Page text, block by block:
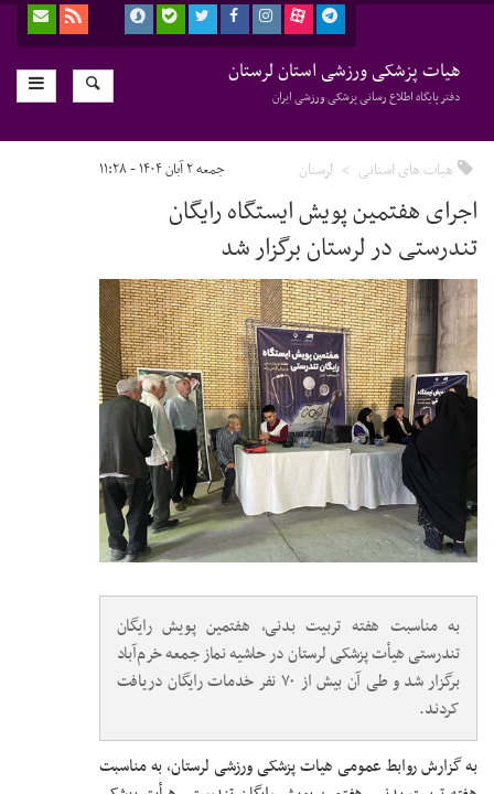
هیات پزشکی ورزشی استان لرستان
دفتر پایگاه اطلاع رسانی پزشکی ورزشی ایران
هیات های استانی لرستان جمعه ۲ آبان ۱۴۰۴ - ۱۱:۲۸
اجرای هفتمین پویش ایستگاه رایگان
تندرستی در لرستان برگزار شد
به مناسبت هفته تربیت بدنی، هفتمین پویش رایگان
تندرستی هیأت پزشکی لرستان در حاشیه نماز جمعه خرم‌آباد
برگزار شد و طی آن بیش از ۷۰ نفر خدمات رایگان دریافت
کردند.
به گزارش روابط عمومی هیات پزشکی ورزشی لرستان، به مناسبت